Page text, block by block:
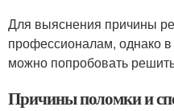
Для выяснения причины
профессионалам, однако
можно попробовать
Причины поломки и